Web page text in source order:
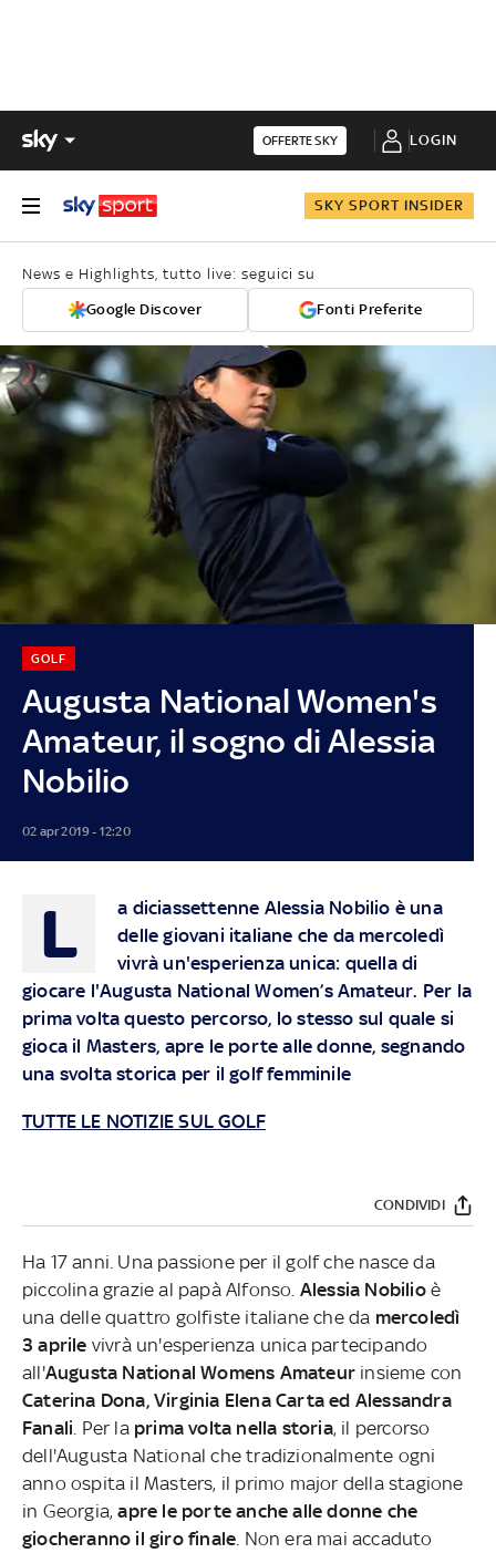
OFFERTE SKY LOGIN
SKY SPORT INSIDER
News e Highlights, tutto live: seguici su
Google Discover Fonti Preferite
Augusta National Women's
Amateur, il sogno di Alessia
Nobilio
GOLF
02 apr 2019 - 12:20
L
a diciassettenne Alessia Nobilio è una
delle giovani italiane che da mercoledì
vivrà un'esperienza unica: quella di
giocare l'Augusta National Women’s Amateur. Per la
prima volta questo percorso, lo stesso sul quale si
gioca il Masters, apre le porte alle donne, segnando
una svolta storica per il golf femminile
TUTTE LE NOTIZIE SUL GOLF
CONDIVIDI
Ha 17 anni. Una passione per il golf che nasce da
piccolina grazie al papà Alfonso. Alessia Nobilioè
una delle quattro golfiste italiane che da mercoledì
3 aprile vivrà un'esperienza unica partecipando
all'Augusta National Womens Amateur insieme con
Caterina Dona, Virginia Elena Carta ed Alessandra
Fanali . Per la prima volta nella storia, il percorso
dell'Augusta National che tradizionalmente ogni
anno ospita il Masters, il primo major della stagione
in Georgia,apre le porte anche alle donne che
giocheranno il giro finale . Non era mai accaduto